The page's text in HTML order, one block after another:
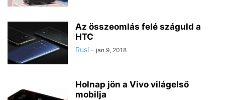
Az összeomlás felé száguld a
HTC
Rusi - jan 9, 2018
Holnap jön a Vivo világelső
mobilja